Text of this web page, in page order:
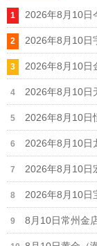
2026年8月10日
2026年8月10日
2026年8月10日
2026年8月10日
2026年8月10日
2026年8月10日
2026年8月10日
2026年8月10日